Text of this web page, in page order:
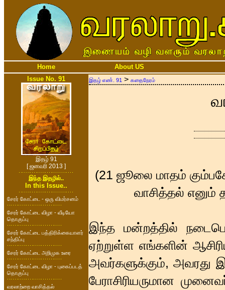
Home
About US
Issue No. 91
இதழ் 91
[ ஜனவரி 2013 ]
இந்த இதழில்..
In this Issue..
சேரர் கோட்டை - ஒரு விமர்சனம்
சேரர் கோட்டை விழா - வீடியோ
தொகுப்பு
சேரர் கோட்டை பத்திரிக்கையாளர்
சந்திப்பு
சேரர் கோட்டை அறிமுக உரை
சேரர் கோட்டை விழா - புகைப்படத்
தொகுப்பு
வரலாற்றை வாசித்தல்
இதழ் எண். 91 > கதைநேரம்
(21 ஜூலை மாதம்
வாசித்தல் எனும்
இந்த மன்றத்தில்
ஏற்றுள்ள எங்களின்
அவர்களுக்கும், அவரது
பேராசிரியருமான